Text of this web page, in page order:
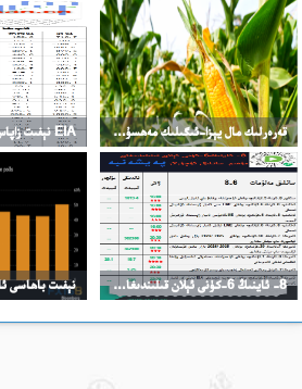
قەرەرلىك مال يېزا-ئىگىلىك مەھسۇلاتلىرى EIA نېفىت زاپاس مىقدارى ئۆزگىرىشى
8- ئاينىڭ 6-كۈنى ئېلان قىلىندىغان مۇھىم سانلىق ئۇچۇرلار